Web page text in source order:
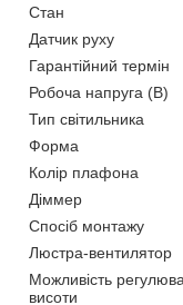
Стан
Датчик руху
Гарантійний термін
Робоча напруга (В)
Тип світильника
Форма
Колір плафона
Діммер
Спосіб монтажу
Люстра-вентилятор
Можливість
висоти